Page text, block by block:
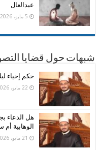
عبدالعال
5 مايو، 2026
شبهات حول قضايا
حكم إحياء
22 مايو، 2026
هل الدعاء
الوهابية
21 مايو، 2026